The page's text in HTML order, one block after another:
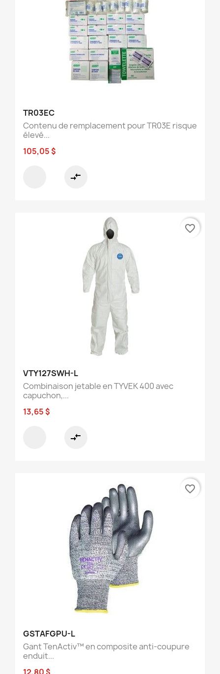
TR03EC
Contenu de remplacement pour TR03E risque
élevé...
105,05 $
compare_arrows
VTY127SWH-L
Combinaison jetable en TYVEK 400 avec
capuchon,...
13,65 $
compare_arrows
favorite_border
GSTAFGPU-L
Gant TenActiv™ en composite anti-coupure
enduit...
favorite_border